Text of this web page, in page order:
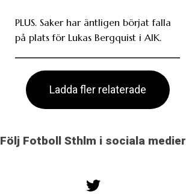
PLUS. Saker har äntligen börjat falla
på plats för Lukas Bergquist i AIK.
Ladda fler relaterade
Följ Fotboll Sthlm i sociala medier